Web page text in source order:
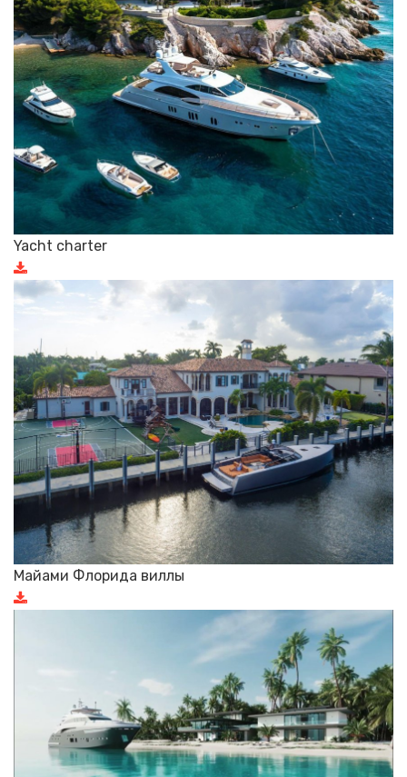
Yacht charter
Майами Флорида виллы